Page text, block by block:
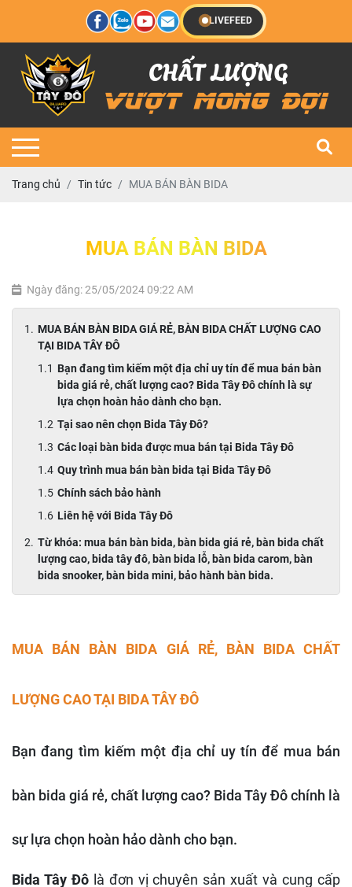
LIVEFEED
Trang chủ Tin tức MUA BÁN BÀN BIDA
MUA BÁN BÀN BIDA
Ngày đăng: 25/05/2024 09:22 AM
MUA BÁN BÀN BIDA GIÁ RẺ, BÀN BIDA CHẤT LƯỢNG CAO
TẠI BIDA TÂY ĐÔ
Bạn đang tìm kiếm một địa chỉ uy tín để mua bán bàn
bida giá rẻ, chất lượng cao? Bida Tây Đô chính là sự
lựa chọn hoàn hảo dành cho bạn.
Tại sao nên chọn Bida Tây Đô?
Các loại bàn bida được mua bán tại Bida Tây Đô
Quy trình mua bán bàn bida tại Bida Tây Đô
Chính sách bảo hành
Liên hệ với Bida Tây Đô
Từ khóa: mua bán bàn bida, bàn bida giá rẻ, bàn bida chất
lượng cao, bida tây đô, bàn bida lỗ, bàn bida carom, bàn
bida snooker, bàn bida mini, bảo hành bàn bida.
MUA BÁN BÀN BIDA GIÁ RẺ, BÀN BIDA CHẤT
LƯỢNG CAO TẠI BIDA TÂY ĐÔ
Bạn đang tìm kiếm một địa chỉ uy tín để mua bán
bàn bida giá rẻ, chất lượng cao? Bida Tây Đô chính là
sự lựa chọn hoàn hảo dành cho bạn.
Bida Tây Đôlà đơn vị chuyên sản xuất và cung cấp